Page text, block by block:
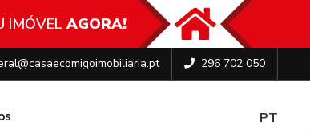
IMÓVEL AGORA!
296 702 050
PT